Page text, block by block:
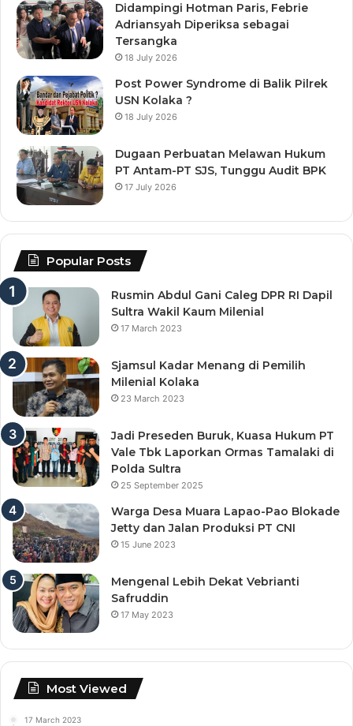
Didampingi Hotman Paris, Febrie
Adriansyah Diperiksa sebagai
Tersangka
18 July 2026
Post Power Syndrome di Balik Pilrek
USN Kolaka ?
18 July 2026
Dugaan Perbuatan Melawan Hukum
PT Antam-PT SJS, Tunggu Audit BPK
17 July 2026
Popular Posts
Rusmin Abdul Gani Caleg DPR RI Dapil
Sultra Wakil Kaum Milenial
17 March 2023
Sjamsul Kadar Menang di Pemilih
Milenial Kolaka
23 March 2023
Jadi Preseden Buruk, Kuasa Hukum PT
Vale Tbk Laporkan Ormas Tamalaki di
Polda Sultra
25 September 2025
Warga Desa Muara Lapao-Pao Blokade
Jetty dan Jalan Produksi PT CNI
15 June 2023
Mengenal Lebih Dekat Vebrianti
Safruddin
17 May 2023
Most Viewed
17 March 2023